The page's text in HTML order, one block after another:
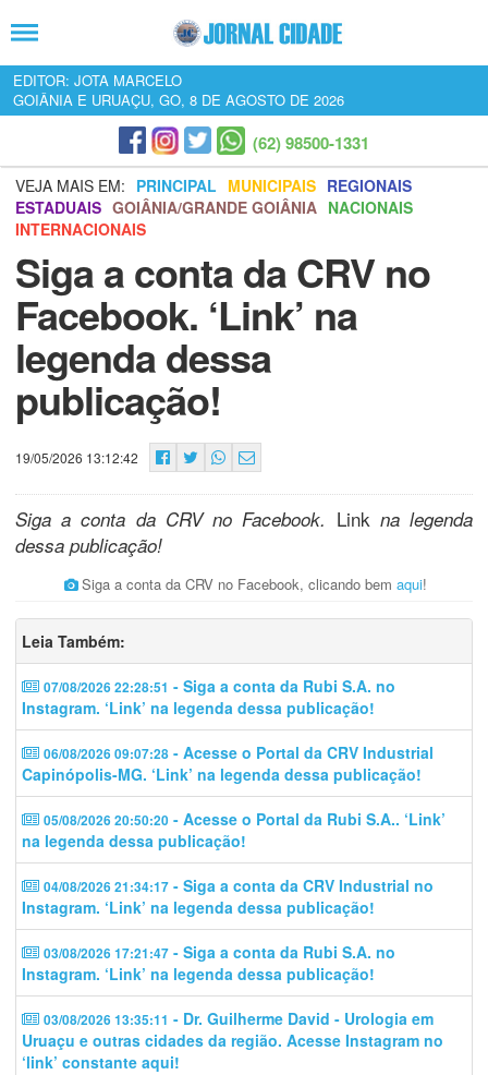
EDITOR: JOTA MARCELO
GOIÂNIA E URUAÇU, GO, 8 DE AGOSTO DE 2026
(62) 98500-1331
VEJA MAIS EM: PRINCIPAL MUNICIPAIS REGIONAIS
ESTADUAIS GOIÂNIA/GRANDE GOIÂNIA NACIONAIS
INTERNACIONAIS
Siga a conta da CRV no
Facebook. ‘Link’ na
legenda dessa
publicação!
19/05/2026 13:12:42
Siga a conta da CRV no Facebook. Linkna legenda
dessa publicação!
Siga a conta da CRV no Facebook, clicando bem aqui!
Leia Também:
07/08/2026 22:28:51 - Siga a conta da Rubi S.A. no
Instagram. ‘Link’ na legenda dessa publicação!
06/08/2026 09:07:28 - Acesse o Portal da CRV Industrial
Capinópolis-MG. ‘Link’ na legenda dessa publicação!
05/08/2026 20:50:20 - Acesse o Portal da Rubi S.A.. ‘Link’
na legenda dessa publicação!
04/08/2026 21:34:17 - Siga a conta da CRV Industrial no
Instagram. ‘Link’ na legenda dessa publicação!
03/08/2026 17:21:47 - Siga a conta da Rubi S.A. no
Instagram. ‘Link’ na legenda dessa publicação!
03/08/2026 13:35:11 - Dr. Guilherme David - Urologia em
Uruaçu e outras cidades da região. Acesse Instagram no
‘link’ constante aqui!